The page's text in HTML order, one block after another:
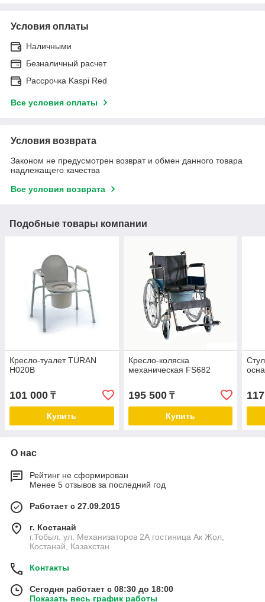
Условия оплаты
Наличными
Безналичный расчет
Рассрочка Kaspi Red
Все условия оплаты
Условия возврата
Законом не предусмотрен возврат и обмен данного товара
надлежащего качества
Все условия возврата
Подобные товары компании
Кресло-туалет TURAN
Н020В
101 000 ₸
Купить
Кресло-коляска
механическая FS682
195 500₸
Купить
О нас
Рейтинг не сформирован
Менее 5 отзывов за последний год
Работает с 27.09.2015
г. Костанай
г.Тобыл. ул. Механизаторов 2А гостиница Ак Жол,
Костанай, Казахстан
Контакты
Сегодня работает с 08:30 до 18:00
Показать весь график работы